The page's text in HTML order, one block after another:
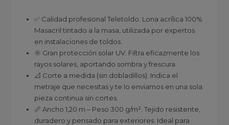
✅ Calidad profesional Teletoldo. Lona acrílica 100%
Masacril tintado a la masa, utilizada por expertos
en instalaciones de toldos.
🌞 Gran protección solar UV. Filtra eficazmente los
rayos solares, aportando sombra y frescura.
📐 Corte a medida (sin dobladillos). Indica el
metraje que necesitas y te lo enviamos en una sola
pieza continua sin cortes.
📏 Ancho 1,20 m – Peso 300 g/m². Tejido resistente,
duradero y pensado para exteriores. Ideal para